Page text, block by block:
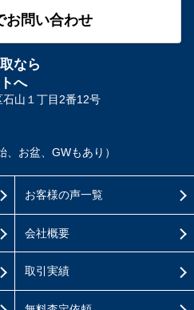
お問い合わせ
なら
へ
山１丁目2番12号
お盆、GWもあり）
お客様の声一覧
会社概要
取引実績